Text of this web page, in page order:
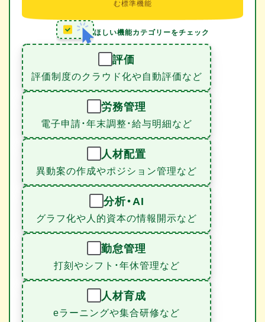
む標準機能
ほしい機能カテゴリーをチェック
評価
評価制度のクラウド化や自動評価など
労務管理
電子申請・年末調整・給与明細など
人材配置
異動案の作成やポジション管理など
分析・AI
グラフ化や人的資本の情報開示など
勤怠管理
打刻やシフト・年休管理など
人材育成
eラーニングや集合研修など